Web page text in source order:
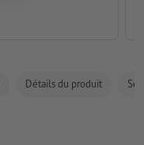
Détails du produit